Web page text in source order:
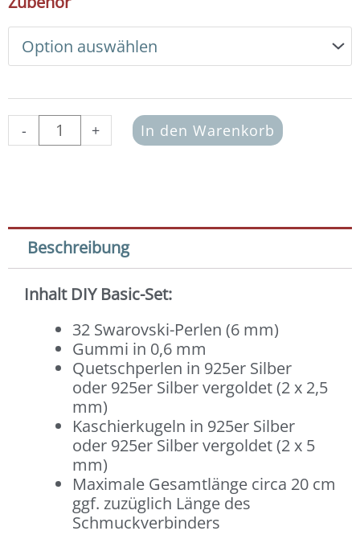
-
Armband
Basic
Set
Crystal
6
mm
(Light
+ In den Warenkorb
Beschreibung
Inhalt DIY Basic-Set:
32 Swarovski-Perlen (6 mm)
Gummi in 0,6 mm
Quetschperlen in 925er Silber
oder 925er Silber vergoldet (2 x 2,5
mm)
Kaschierkugeln in 925er Silber
oder 925er Silber vergoldet (2 x 5
mm)
Maximale Gesamtlänge circa 20 cm
ggf. zuzüglich Länge des
Schmuckverbinders